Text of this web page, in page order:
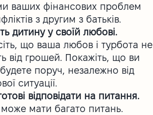
ваших фінансових проблем
з другим з батьків.
дитину у своїй любові.
що ваша любов і турбота не
від грошей. Покажіть, що ви
поруч, незалежно від
ситуації.
відповідати на питання.
мати багато питань.